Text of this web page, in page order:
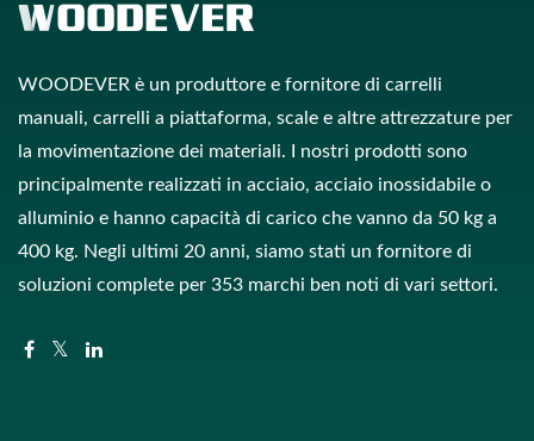
WOODEVER è un produttore e fornitore di carrelli
manuali, carrelli a piattaforma, scale e altre attrezzature per
la movimentazione dei materiali. I nostri prodotti sono
principalmente realizzati in acciaio, acciaio inossidabile o
alluminio e hanno capacità di carico che vanno da 50 kg a
400 kg. Negli ultimi 20 anni, siamo stati un fornitore di
soluzioni complete per 353 marchi ben noti di vari settori.